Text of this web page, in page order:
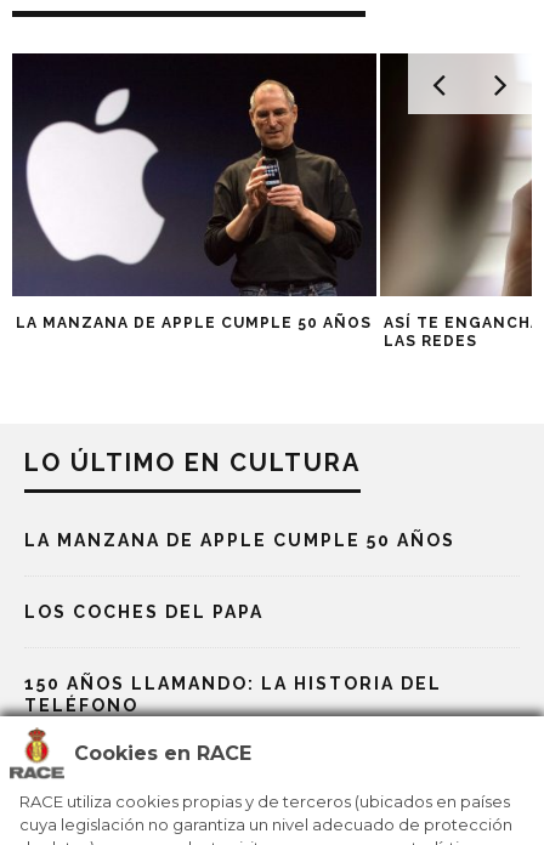
Cookies en RACE
RACE utiliza cookies propias y de terceros (ubicados en países
cuya legislación no garantiza un nivel adecuado de protección
LA MANZANA DE APPLE CUMPLE 50 AÑOS
ASÍ TE
LAS REDES
LO ÚLTIMO EN CULTURA
LA MANZANA DE APPLE CUMPLE 50 AÑOS
LOS COCHES DEL PAPA
150 AÑOS LLAMANDO: LA HISTORIA DEL
TELÉFONO
GAUDÍ, EL GENIO QUE REDISEÑÓ BARCELONA